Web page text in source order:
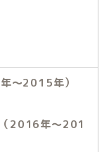
年～2015年）
（2016年～201